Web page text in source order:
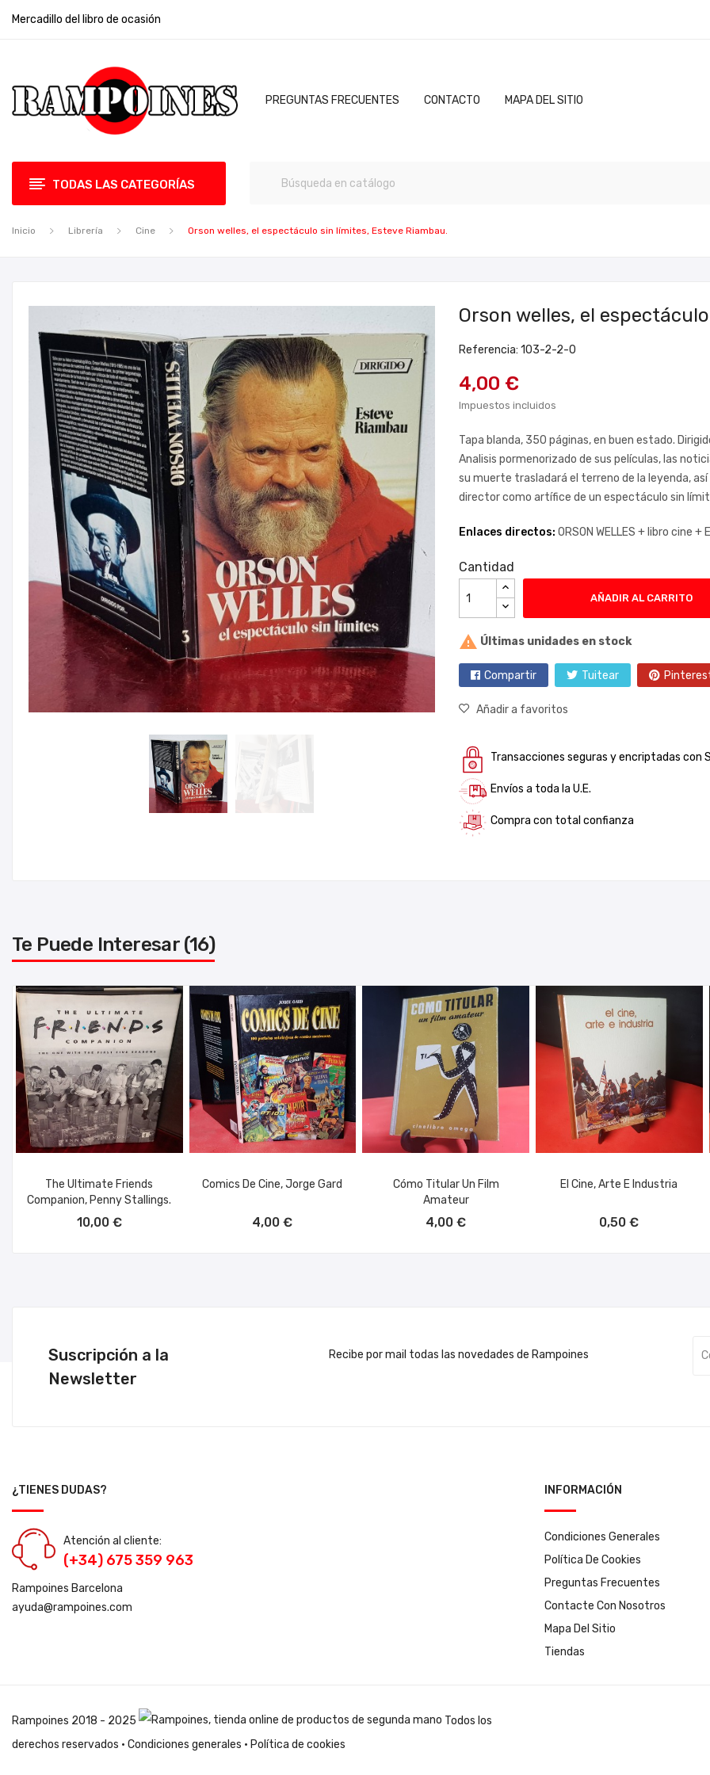
Mercadillo del libro de ocasión
PREGUNTAS FRECUENTES CONTACTO MAPA DEL SITIO
TODAS LAS CATEGORÍAS
Inicio Librería Cine Orson welles, el espectáculo sin límites, Esteve Riambau.
Orson welles, el
Referencia: 103-2-2-0
4,00 €
Impuestos incluidos
Tapa blanda, 350 páginas, en buen estado.
Analisis pormenorizado de sus películas, las
su muerte trasladará el terreno de la leyenda,
director como artífice de un espectáculo sin
Enlaces directos: ORSON WELLES + libro cine +
Cantidad
AÑADIR AL CARRITO
 Últimas unidades en stock
Compartir Tuitear
Añadir a favoritos
Transacciones seguras y encriptadas con
Envíos a toda la U.E.
Compra con total confianza
Te Puede Interesar (16)
The Ultimate Friends
Companion, Penny Stallings.
10,00 €
Comics De Cine, Jorge Gard
4,00 €
Cómo Titular Un Film
Amateur
4,00 €
El Cine, Arte E Industria
0,50 €
Suscripción a la
Newsletter
Recibe por mail todas las novedades de Rampoines
¿TIENES DUDAS?
Atención al cliente:
(+34) 675 359 963
Rampoines Barcelona
ayuda@rampoines.com
INFORMACIÓN
Condiciones Generales
Política De Cookies
Preguntas Frecuentes
Contacte Con Nosotros
Mapa Del Sitio
Tiendas
Rampoines 2018 - 2025
Todos los
derechos reservados · Condiciones generales · Política de cookies